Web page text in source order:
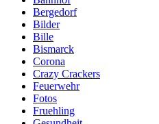
Bergedorf
Bilder
Bille
Bismarck
Corona
Crazy Crackers
Feuerwehr
Fotos
Fruehling